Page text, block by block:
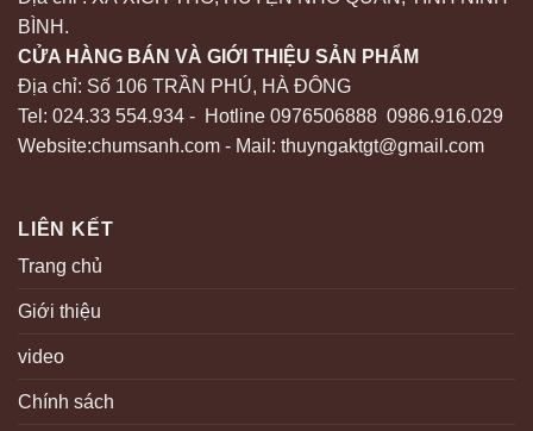
BÌNH.
CỬA HÀNG BÁN VÀ GIỚI THIỆU SẢN PHẨM
Địa chỉ: Số 106 TRẦN PHÚ, HÀ ĐÔNG
Tel: 024.33 554.934 - Hotline 0976506888 0986.916.029
Website:chumsanh.com - Mail: thuyngaktgt@gmail.com
LIÊN KẾT
Trang chủ
Giới thiệu
video
Chính sách